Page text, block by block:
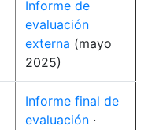
Informe de
evaluación
externa (mayo
2025)
Informe final de
evaluación ·